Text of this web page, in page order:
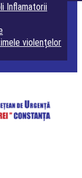
Inflamatorii
violențelor